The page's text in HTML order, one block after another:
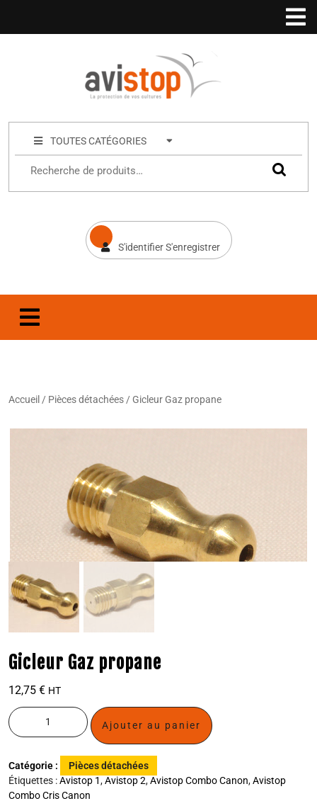
TOUTES CATÉGORIES
S'identifier S'enregistrer
Accueil / Pièces détachées / Gicleur Gaz propane
Gicleur Gaz propane
12,75 € HT
Ajouter au panier
Catégorie :
Pièces détachées
Étiquettes :Avistop 1,Avistop 2,Avistop Combo Canon,Avistop
Combo Cris Canon